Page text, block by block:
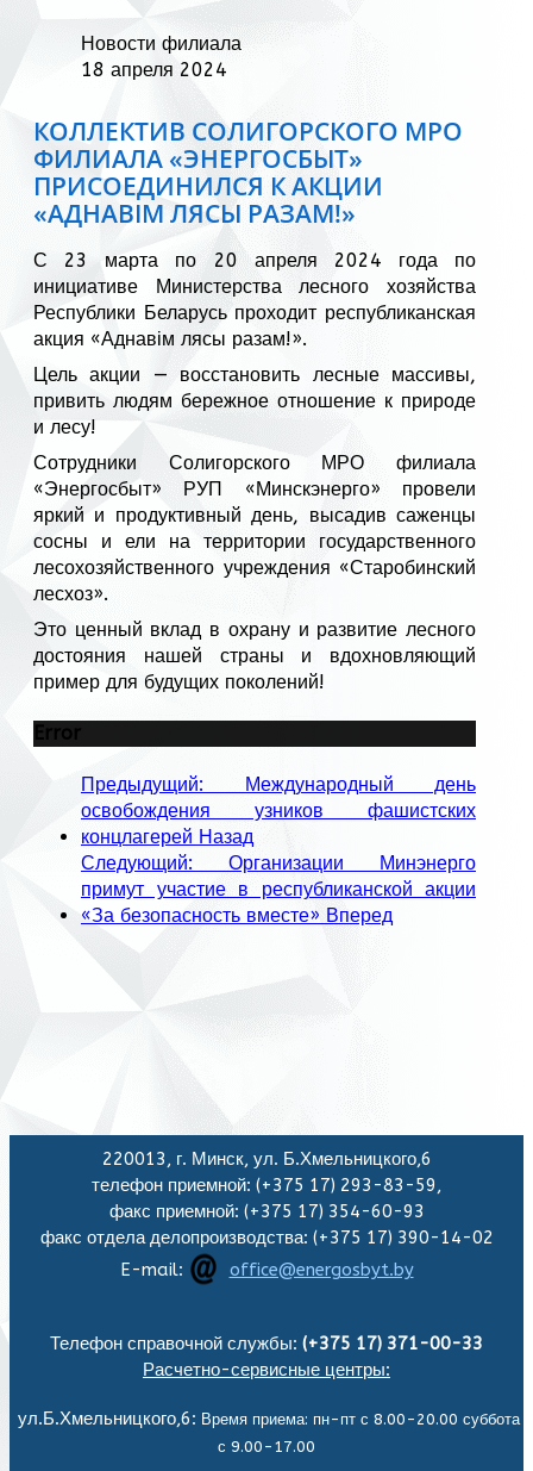
Новости филиала
18 апреля 2024
КОЛЛЕКТИВ СОЛИГОРСКОГО МРО
ФИЛИАЛА «ЭНЕРГОСБЫТ»
ПРИСОЕДИНИЛСЯ К АКЦИИ
«АДНАВIМ ЛЯСЫ РАЗАМ!»
С 23 марта по 20 апреля 2024 года по
инициативе Министерства лесного хозяйства
Республики Беларусь проходит республиканская
акция «Аднавім лясы разам!».
Цель акции — восстановить лесные массивы,
привить людям бережное отношение к природе
и лесу!
Сотрудники Солигорского МРО филиала
«Энергосбыт» РУП «Минскэнерго» провели
яркий и продуктивный день, высадив саженцы
сосны и ели на территории государственного
лесохозяйственного учреждения «Старобинский
лесхоз».
Это ценный вклад в охрану и развитие лесного
достояния нашей страны и вдохновляющий
пример для будущих поколений!
Error
Предыдущий: Международный день
освобождения узников фашистских
концлагерей Назад
Следующий: Организации Минэнерго
примут участие в республиканской акции
«За безопасность вместе» Вперед
220013, г. Минск, ул. Б.Хмельницкого,6
телефон приемной: (+375 17) 293-83-59,
факс приемной: (+375 17) 354-60-93
факс отдела делопроизводства: (+375 17) 390-14-02
E-mail:
office@energosbyt.by
Телефон справочной службы: (+375 17) 371-00-33
Расчетно-сервисные центры:
ул.Б.Хмельницкого,6: Время приема: пн-пт с 8.00-20.00 суббота
с 9.00-17.00